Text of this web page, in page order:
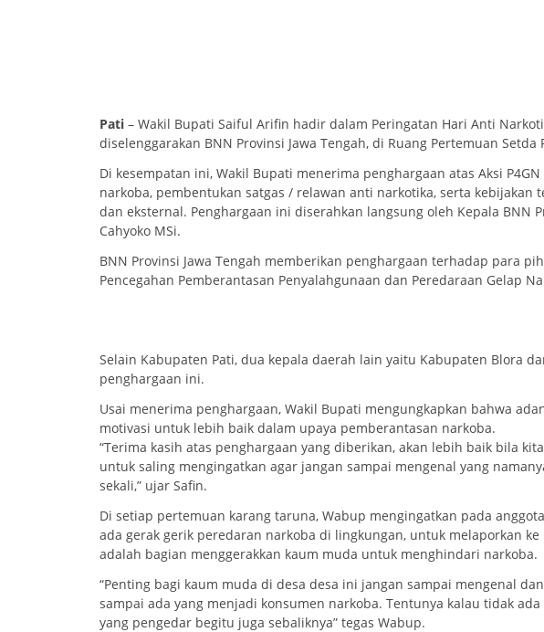
Pati – Wakil Bupati Saiful Arifin hadir dalam Peringatan Hari Anti
diselenggarakan BNN Provinsi Jawa Tengah, di Ruang Pertemuan Setda
Di kesempatan ini, Wakil Bupati menerima penghargaan atas Aksi
narkoba, pembentukan satgas / relawan anti narkotika, serta kebijakan
dan eksternal. Penghargaan ini diserahkan langsung oleh Kepala BNN
Cahyoko MSi.
BNN Provinsi Jawa Tengah memberikan penghargaan terhadap para
Pencegahan Pemberantasan Penyalahgunaan dan Peredaraan Gelap
Selain Kabupaten Pati, dua kepala daerah lain yaitu Kabupaten Blora
penghargaan ini.
Usai menerima penghargaan, Wakil Bupati mengungkapkan bahwa
motivasi untuk lebih baik dalam upaya pemberantasan narkoba.
“Terima kasih atas penghargaan yang diberikan, akan lebih baik bila
untuk saling mengingatkan agar jangan sampai mengenal yang
sekali,” ujar Safin.
Di setiap pertemuan karang taruna, Wabup mengingatkan pada
ada gerak gerik peredaran narkoba di lingkungan, untuk melaporkan
adalah bagian menggerakkan kaum muda untuk menghindari narkoba.
“Penting bagi kaum muda di desa desa ini jangan sampai mengenal
sampai ada yang menjadi konsumen narkoba. Tentunya kalau tidak
yang pengedar begitu juga sebaliknya” tegas Wabup.